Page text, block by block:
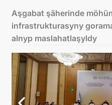
KONSULLYK
Aşgabat şäherinde
infrastrukturasyny
alnyp maslahatlaşyldy